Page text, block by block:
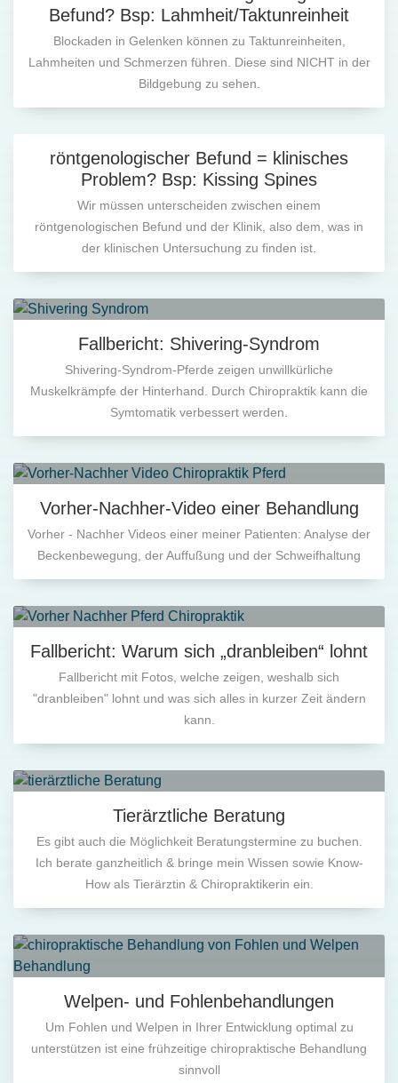
Befund? Bsp: Lahmheit/Taktunreinheit
Blockaden in Gelenken können zu Taktunreinheiten,
Lahmheiten und Schmerzen führen. Diese sind NICHT in der
Bildgebung zu sehen.
röntgenologischer Befund = klinisches
Problem? Bsp: Kissing Spines
Wir müssen unterscheiden zwischen einem
röntgenologischen Befund und der Klinik, also dem, was in
der klinischen Untersuchung zu finden ist.
Fallbericht: Shivering-Syndrom
Shivering-Syndrom-Pferde zeigen unwillkürliche
Muskelkrämpfe der Hinterhand. Durch Chiropraktik kann die
Symtomatik verbessert werden.
Vorher-Nachher-Video einer Behandlung
Vorher - Nachher Videos einer meiner Patienten: Analyse der
Beckenbewegung, der Auffußung und der Schweifhaltung
Fallbericht: Warum sich „dranbleiben“ lohnt
Fallbericht mit Fotos, welche zeigen, weshalb sich
"dranbleiben" lohnt und was sich alles in kurzer Zeit ändern
kann.
Tierärztliche Beratung
Es gibt auch die Möglichkeit Beratungstermine zu buchen.
Ich berate ganzheitlich & bringe mein Wissen sowie Know-
How als Tierärztin & Chiropraktikerin ein.
Welpen- und Fohlenbehandlungen
Um Fohlen und Welpen in Ihrer Entwicklung optimal zu
unterstützen ist eine frühzeitige chiropraktische Behandlung
sinnvoll